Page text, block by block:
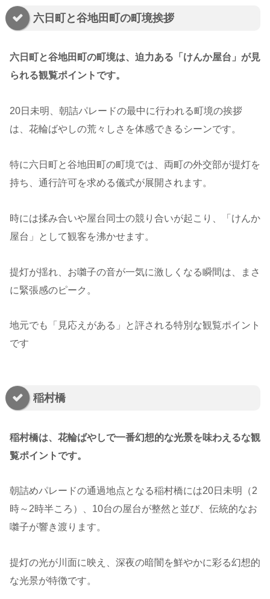
六日町と谷地田町の町境挨拶
六日町と谷地田町の町境は、迫力ある「けんか屋台」が見
られる観覧ポイントです。
20日未明、朝詰パレードの最中に行われる町境の挨拶
は、花輪ばやしの荒々しさを体感できるシーンです。
特に六日町と谷地田町の町境では、両町の外交部が提灯を
持ち、通行許可を求める儀式が展開されます。
時には揉み合いや屋台同士の競り合いが起こり、「けんか
屋台」として観客を沸かせます。
提灯が揺れ、お囃子の音が一気に激しくなる瞬間は、まさ
に緊張感のピーク。
地元でも「見応えがある」と評される特別な観覧ポイント
です
稲村橋
稲村橋は、花輪ばやしで一番幻想的な光景を味わえるな観
覧ポイントです。
朝詰めパレードの通過地点となる稲村橋には20日未明（2
時～2時半ころ）、10台の屋台が整然と並び、伝統的なお
囃子が響き渡ります。
提灯の光が川面に映え、深夜の暗闇を鮮やかに彩る幻想的
な光景が特徴です。